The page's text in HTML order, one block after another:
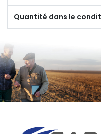
Quantité dans le